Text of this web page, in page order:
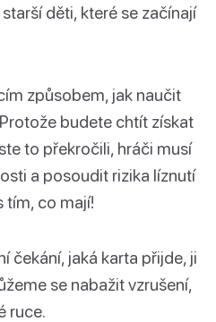
děti, které se začínají
způsobem, jak naučit
budete chtít získat
to překročili, hráči musí
a posoudit rizika líznutí
tím, co mají!
čekání, jaká karta přijde, ji
se nabažit vzrušení,
ruce.